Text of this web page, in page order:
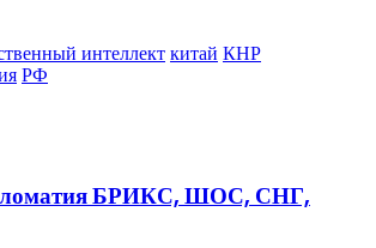
интеллект китай КНР
РФ
БРИКС, ШОС, СНГ,